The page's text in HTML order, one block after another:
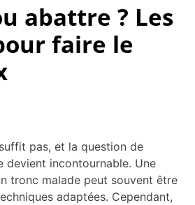
abattre ? Les
faire le
pas, et la question de
devient incontournable. Une
tronc malade peut souvent être
adaptées. Cependant,